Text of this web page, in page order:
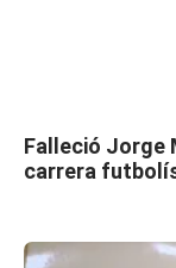
Falleció Jorge
carrera